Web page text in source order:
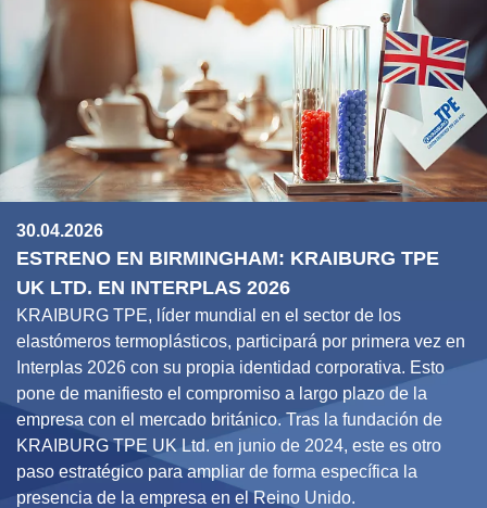
30.04.2026
ESTRENO EN BIRMINGHAM: KRAIBURG TPE
UK LTD. EN INTERPLAS 2026
KRAIBURG TPE, líder mundial en el sector de los
elastómeros termoplásticos, participará por primera vez en
Interplas 2026 con su propia identidad corporativa. Esto
pone de manifiesto el compromiso a largo plazo de la
empresa con el mercado británico. Tras la fundación de
KRAIBURG TPE UK Ltd. en junio de 2024, este es otro
paso estratégico para ampliar de forma específica la
presencia de la empresa en el Reino Unido.